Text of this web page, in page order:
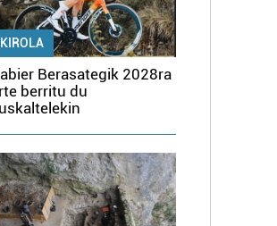
KIROLA
Berasategik 2028ra
berritu du